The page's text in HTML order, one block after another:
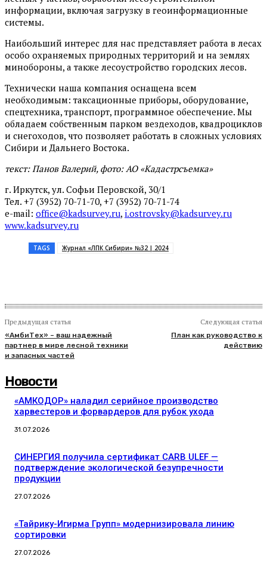
информации, включая загрузку в геоинформационные
системы.
Наибольший интерес для нас представляет работа в лесах
особо охраняемых природных территорий и на землях
минобороны, а также лесоустройство городских лесов.
Технически наша компания оснащена всем
необходимым: таксационные приборы, оборудование,
спецтехника, транспорт, программное обеспечение. Мы
обладаем собственным парком вездеходов, квадроциклов
и снегоходов, что позволяет работать в сложных условиях
Сибири и Дальнего Востока.
текст: Панов Валерий, фото: АО «Кадастрсъемка»
г. Иркутск, ул. Софьи Перовской, 30/1
Тел. +7 (3952) 70-71-70, +7 (3952) 70-71-74
e-mail: office@kadsurvey.ru, i.ostrovsky@kadsurvey.ru
www.kadsurvey.ru
TAGS Журнал «ЛПК Сибири» №32 | 2024
Предыдущая статья
«АмбиТех» – ваш надежный
партнер в мире лесной техники
и запасных частей
Следующая статья
План как руководство к
действию
Новости
«АМКОДОР» наладил серийное производство
харвестеров и форвардеров для рубок ухода
31.07.2026
СИНЕРГИЯ получила сертификат CARB ULEF —
подтверждение экологической безупречности
продукции
27.07.2026
«Тайрику-Игирма Групп» модернизировала линию
сортировки
27.07.2026